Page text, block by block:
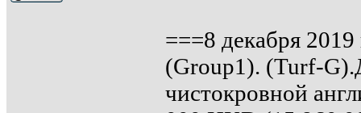
===8 декабря
(Group1). (Turf-
чистокровной